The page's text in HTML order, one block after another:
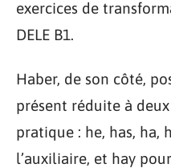
exercices de
DELE B1.
Haber, de son côté,
présent réduite à
pratique : he, has, ha,
l’auxiliaire, et hay